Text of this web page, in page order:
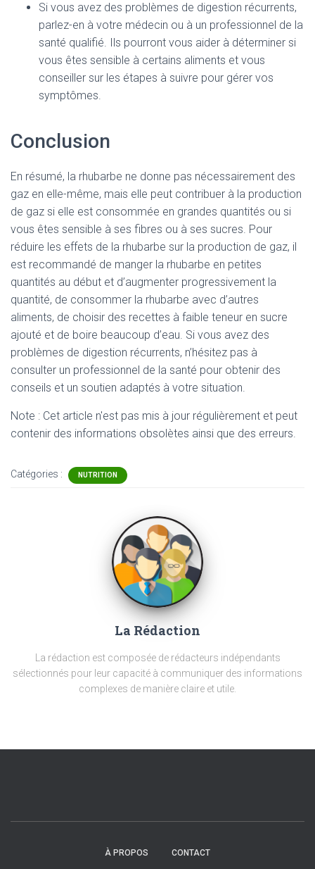
Si vous avez des problèmes de digestion récurrents,
parlez-en à votre médecin ou à un professionnel de la
santé qualifié. Ils pourront vous aider à déterminer si
vous êtes sensible à certains aliments et vous
conseiller sur les étapes à suivre pour gérer vos
symptômes.
Conclusion
En résumé, la rhubarbe ne donne pas nécessairement des
gaz en elle-même, mais elle peut contribuer à la production
de gaz si elle est consommée en grandes quantités ou si
vous êtes sensible à ses fibres ou à ses sucres. Pour
réduire les effets de la rhubarbe sur la production de gaz, il
est recommandé de manger la rhubarbe en petites
quantités au début et d’augmenter progressivement la
quantité, de consommer la rhubarbe avec d’autres
aliments, de choisir des recettes à faible teneur en sucre
ajouté et de boire beaucoup d’eau. Si vous avez des
problèmes de digestion récurrents, n’hésitez pas à
consulter un professionnel de la santé pour obtenir des
conseils et un soutien adaptés à votre situation.
Note : Cet article n'est pas mis à jour régulièrement et peut
contenir des informations obsolètes ainsi que des erreurs.
Catégories : NUTRITION
La Rédaction
La rédaction est composée de rédacteurs indépendants
sélectionnés pour leur capacité à communiquer des informations
complexes de manière claire et utile.
À PROPOS CONTACT